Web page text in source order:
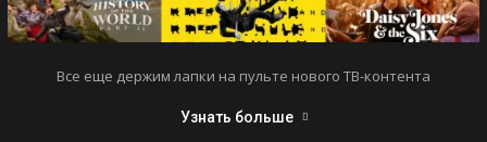
Все еще держим лапки на пульте нового ТВ-контента
Узнать больше